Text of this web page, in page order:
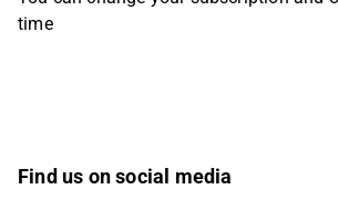
time
Find us on social media